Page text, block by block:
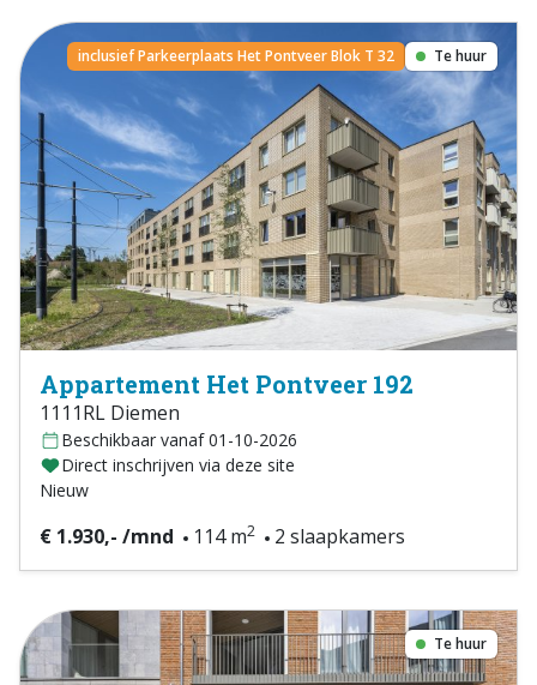
inclusief Parkeerplaats Het Pontveer Blok T 32 Te huur
Appartement Het Pontveer 192
1111RL Diemen
Beschikbaar vanaf 01-10-2026
Direct inschrijven via deze site
Nieuw
€ 1.930,- /mnd 114 m2 2 slaapkamers
Te huur